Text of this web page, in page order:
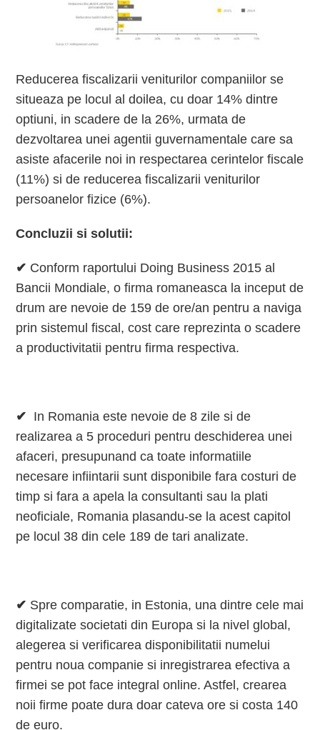
Reducerea fiscalizarii veniturilor companiilor se
situeaza pe locul al doilea, cu doar 14% dintre
optiuni, in scadere de la 26%, urmata de
dezvoltarea unei agentii guvernamentale care sa
asiste afacerile noi in respectarea cerintelor fiscale
(11%) si de reducerea fiscalizarii veniturilor
persoanelor fizice (6%).
Concluzii si solutii:
✔ Conform raportului Doing Business 2015 al
Bancii Mondiale, o firma romaneasca la inceput de
drum are nevoie de 159 de ore/an pentru a naviga
prin sistemul fiscal, cost care reprezinta o scadere
a productivitatii pentru firma respectiva.
✔ In Romania este nevoie de 8 zile si de
realizarea a 5 proceduri pentru deschiderea unei
afaceri, presupunand ca toate informatiile
necesare infiintarii sunt disponibile fara costuri de
timp si fara a apela la consultanti sau la plati
neoficiale, Romania plasandu-se la acest capitol
pe locul 38 din cele 189 de tari analizate.
✔ Spre comparatie, in Estonia, una dintre cele mai
digitalizate societati din Europa si la nivel global,
alegerea si verificarea disponibilitatii numelui
pentru noua companie si inregistrarea efectiva a
firmei se pot face integral online. Astfel, crearea
noii firme poate dura doar cateva ore si costa 140
de euro.